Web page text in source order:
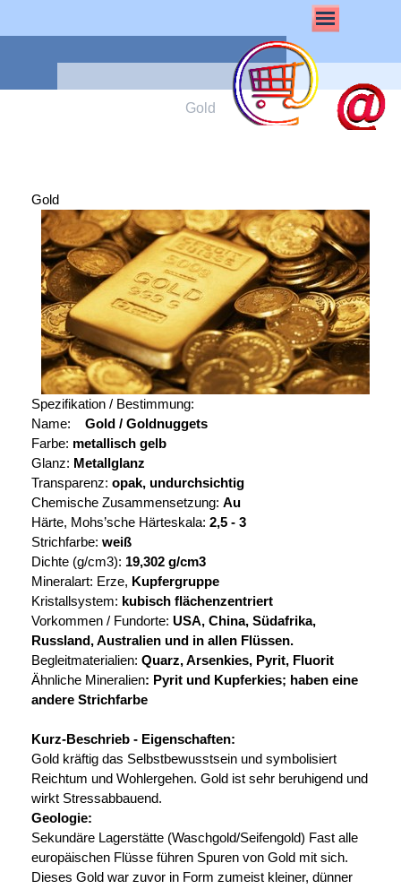
Gold
Gold
Spezifikation / Bestimmung:
Name: Gold / Goldnuggets
Farbe: metallisch gelb
Glanz: Metallglanz
Transparenz: opak, undurchsichtig
Chemische Zusammensetzung: Au
Härte, Mohs’sche Härteskala: 2,5 - 3
Strichfarbe: weiß
Dichte (g/cm3): 19,302 g/cm3
Mineralart: Erze, Kupfergruppe
Kristallsystem: kubisch flächenzentriert
Vorkommen / Fundorte: USA, China, Südafrika,
Russland, Australien und in allen Flüssen.
Begleitmaterialien: Quarz, Arsenkies, Pyrit, Fluorit
Ähnliche Mineralien: Pyrit und Kupferkies; haben eine
andere Strichfarbe
Kurz-Beschrieb - Eigenschaften:
Gold kräftig das Selbstbewusstsein und symbolisiert
Reichtum und Wohlergehen. Gold ist sehr beruhigend und
wirkt Stressabbauend.
Geologie:
Sekundäre Lagerstätte (Waschgold/Seifengold) Fast alle
europäischen Flüsse führen Spuren von Gold mit sich.
Dieses Gold war zuvor in Form zumeist kleiner, dünner